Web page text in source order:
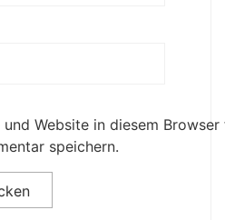
Website in diesem Browser
speichern.